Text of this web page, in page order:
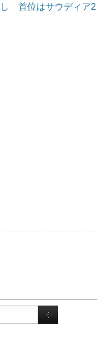
し 首位はサウディア2